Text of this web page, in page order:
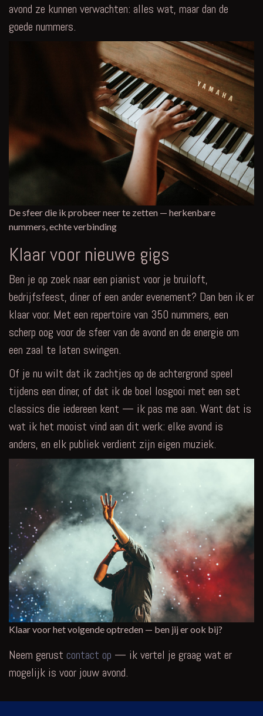
avond ze kunnen verwachten: alles wat, maar dan de
goede nummers.
De sfeer die ik probeer neer te zetten — herkenbare
nummers, echte verbinding
Klaar voor nieuwe gigs
Ben je op zoek naar een pianist voor je bruiloft,
bedrijfsfeest, diner of een ander evenement? Dan ben ik er
klaar voor. Met een repertoire van 350 nummers, een
scherp oog voor de sfeer van de avond en de energie om
een zaal te laten swingen.
Of je nu wilt dat ik zachtjes op de achtergrond speel
tijdens een diner, of dat ik de boel losgooi met een set
classics die iedereen kent — ik pas me aan. Want dat is
wat ik het mooist vind aan dit werk: elke avond is
anders, en elk publiek verdient zijn eigen muziek.
Klaar voor het volgende optreden — ben jij er ook bij?
Neem gerust contact op — ik vertel je graag wat er
mogelijk is voor jouw avond.